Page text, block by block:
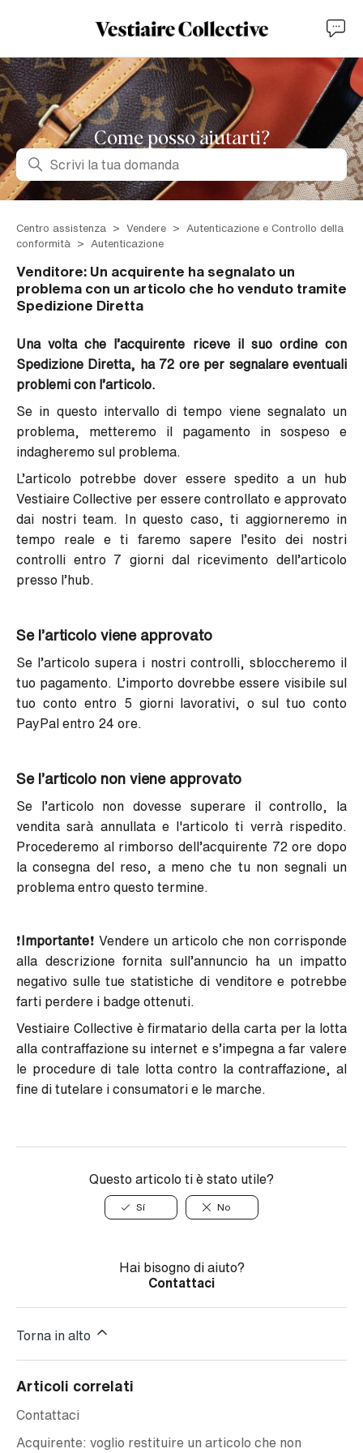
Come posso aiutarti?
Ricerca
Centro assistenza Vendere
Autenticazione e Controllo della
conformità
Autenticazione
Venditore: Un acquirente ha segnalato un
problema con un articolo che ho venduto tramite
Spedizione Diretta
Una volta che l’acquirente riceve il suo ordine con
Spedizione Diretta, ha 72 ore per segnalare eventuali
problemi con l’articolo.
Se in questo intervallo di tempo viene segnalato un
problema, metteremo il pagamento in sospeso e
indagheremo sul problema.
L’articolo potrebbe dover essere spedito a un hub
Vestiaire Collective per essere controllato e approvato
dai nostri team.
In questo caso, ti aggiorneremo in
tempo reale e ti faremo sapere l’esito dei nostri
controlli entro 7 giorni dal ricevimento dell’articolo
presso l’hub.
Se l’articolo viene approvato
Se l’articolo supera i nostri controlli, sbloccheremo il
tuo pagamento. L’importo dovrebbe essere visibile sul
tuo conto entro 5 giorni lavorativi, o sul tuo conto
PayPal entro 24 ore.
Se l’articolo non viene approvato
Se l’articolo non dovesse superare il controllo, la
vendita sarà annullata e l'articolo ti verrà rispedito.
Procederemo al rimborso dell’acquirente 72 ore dopo
la consegna del reso, a meno che tu non segnali un
problema entro questo termine.
❗ Importante❗ Vendere un articolo che non corrisponde
alla descrizione fornita sull’annuncio ha un impatto
negativo sulle tue statistiche di venditore e potrebbe
farti perdere i badge ottenuti.
Vestiaire Collective è firmatario della carta per la lotta
alla contraffazione su internet e s’impegna a far valere
le procedure di tale lotta contro la contraffazione, al
fine di tutelare i consumatori e le marche.
Questo articolo ti è stato utile?
Sí No
Hai bisogno di aiuto?
Contattaci
Torna in alto
Articoli correlati
Contattaci
Acquirente: voglio restituire un articolo che non